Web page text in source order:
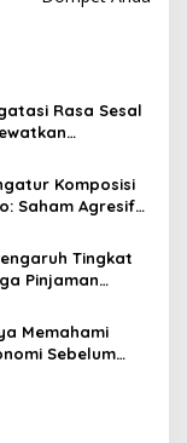
Rasa Sesal
Murah
Komposisi
Saham Agresif
Tingkat
Pinjaman
Sektor
Memahami
Sebelum